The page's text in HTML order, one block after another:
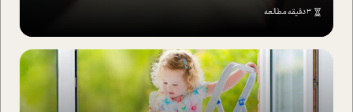
3 دقیقه مطالعه